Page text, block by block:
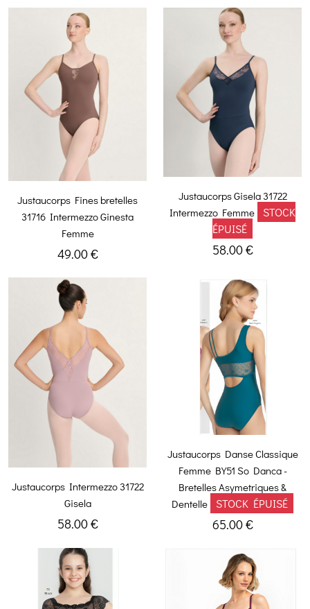
Justaucorps Fines bretelles
31716 Intermezzo Ginesta
Femme
49.00 €
Justaucorps Gisela 31722
Intermezzo Femme
STOCK
ÉPUISÉ
58.00 €
Justaucorps Intermezzo 31722
Gisela
58.00 €
Justaucorps Danse Classique
Femme BY51 So Danca -
Bretelles Asymetriques &
Dentelle
STOCK ÉPUISÉ
65.00 €